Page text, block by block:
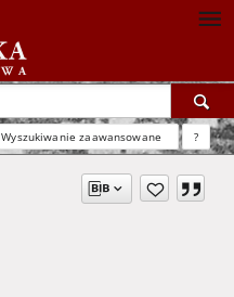
Wyszukiwanie zaawansowane ?